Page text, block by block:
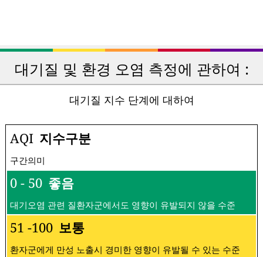
대기질 및 환경 오염 측정에 관하여 :
대기질 지수 단계에 대하여
AQI 지수구분
구간의미
0 - 50 좋음
대기오염 관련 질환자군에서도 영향이 유발되지 않을 수준
51 -100 보통
환자군에게 만성 노출시 경미한 영향이 유발될 수 있는 수준